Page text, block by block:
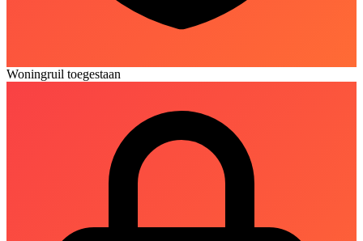
Woningruil toegestaan